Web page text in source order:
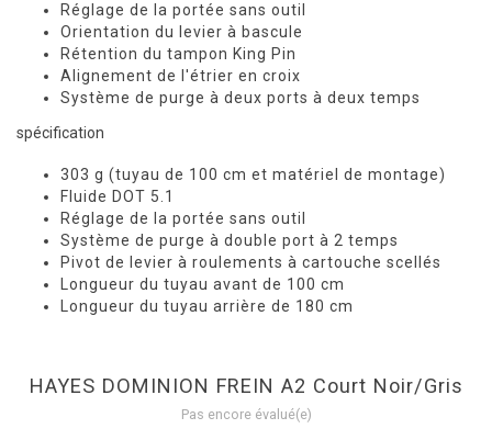
Réglage de la portée sans outil
Orientation du levier à bascule
Rétention du tampon King Pin
Alignement de l'étrier en croix
Système de purge à deux ports à deux temps
spécification
303 g (tuyau de 100 cm et matériel de montage)
Fluide DOT 5.1
Réglage de la portée sans outil
Système de purge à double port à 2 temps
Pivot de levier à roulements à cartouche scellés
Longueur du tuyau avant de 100 cm
Longueur du tuyau arrière de 180 cm
HAYES DOMINION FREIN A2 Court Noir/Gris
Pas encore évalué(e)